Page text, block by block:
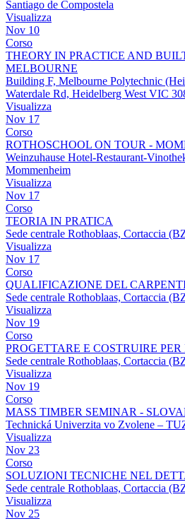
Santiago de Compostela
Visualizza
Nov 10
Corso
THEORY IN PRACTICE AND
MELBOURNE
Building F, Melbourne Polytechnic
Waterdale Rd, Heidelberg West VIC
Visualizza
Nov 17
Corso
ROTHOSCHOOL ON TOUR -
Weinzuhause Hotel-Restaurant-
Mommenheim
Visualizza
Nov 17
Corso
TEORIA IN PRATICA
Sede centrale Rothoblaas, Cortaccia
Visualizza
Nov 17
Corso
QUALIFICAZIONE DEL
Sede centrale Rothoblaas, Cortaccia
Visualizza
Nov 19
Corso
PROGETTARE E COSTRUIRE
Sede centrale Rothoblaas, Cortaccia
Visualizza
Nov 19
Corso
MASS TIMBER SEMINAR -
Technická Univerzita vo Zvolene –
Visualizza
Nov 23
Corso
SOLUZIONI TECNICHE NEL
Sede centrale Rothoblaas, Cortaccia
Visualizza
Nov 25